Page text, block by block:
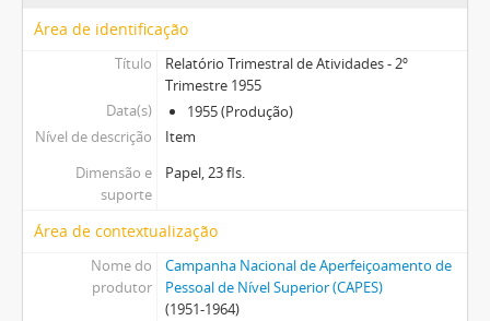
Área de identificação
Título
Relatório Trimestral de Atividades - 2º
Trimestre 1955
Data(s)
1955 (Produção)
Nível de descrição
Item
Dimensão e
suporte
Papel, 23 fls.
Área de contextualização
Nome do
produtor
Campanha Nacional de Aperfeiçoamento de
Pessoal de Nível Superior (CAPES)
(1951-1964)